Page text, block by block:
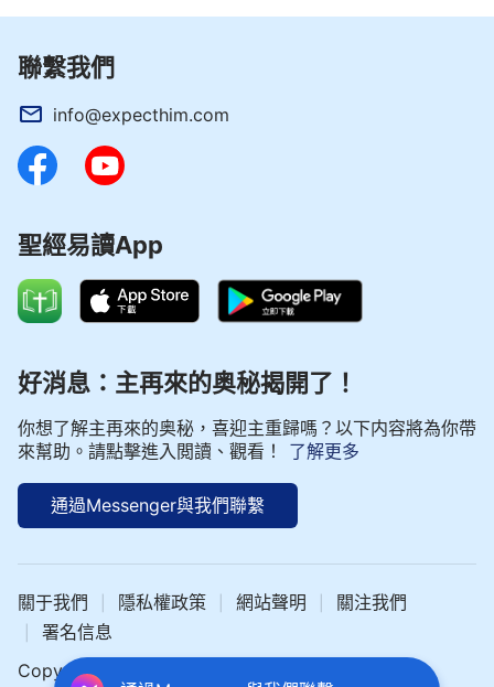
聯繫我們
info@expecthim.com
聖經易讀App
好消息：主再來的奥秘揭開了！
你想了解主再來的奥秘，喜迎主重歸嗎？以下内容將為你帶
來幫助。請點擊進入閲讀、觀看！
了解更多
通過Messenger與我們聯繫
關于我們 隱私權政策 網站聲明 關注我們
署名信息
Copyright © 2024 中文聖經網 All rights